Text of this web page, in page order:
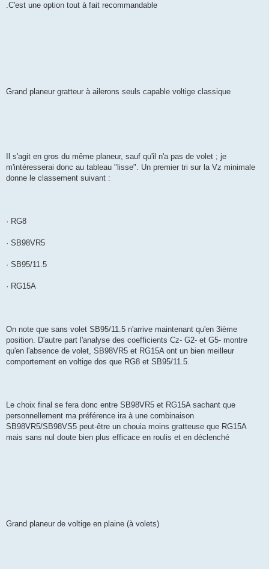
.C'est une option tout à fait recommandable
Grand planeur gratteur à ailerons seuls capable voltige classique
Il s'agit en gros du même planeur, sauf qu'il n'a pas de volet ; je
m'intéresserai donc au tableau "lisse". Un premier tri sur la Vz minimale
donne le classement suivant :
· RG8
· SB98VR5
· SB95/11.5
· RG15A
On note que sans volet SB95/11.5 n'arrive maintenant qu'en 3ième
position. D'autre part l'analyse des coefficients Cz- G2- et G5- montre
qu'en l'absence de volet, SB98VR5 et RG15A ont un bien meilleur
comportement en voltige dos que RG8 et SB95/11.5.
Le choix final se fera donc entre SB98VR5 et RG15A sachant que
personnellement ma préférence ira à une combinaison
SB98VR5/SB98VS5 peut-être un chouia moins gratteuse que RG15A
mais sans nul doute bien plus efficace en roulis et en déclenché
Grand planeur de voltige en plaine (à volets)